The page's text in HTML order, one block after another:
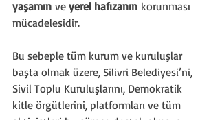
yaşamın ve yerel hafızanın korunması
mücadelesidir.
Bu sebeple tüm kurum ve kuruluşlar
başta olmak üzere, Silivri Belediyesi’ni,
Sivil Toplu Kuruluşlarını, Demokratik
kitle örgütlerini, platformları ve tüm